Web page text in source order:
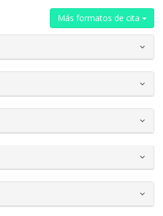
Más formatos de cita